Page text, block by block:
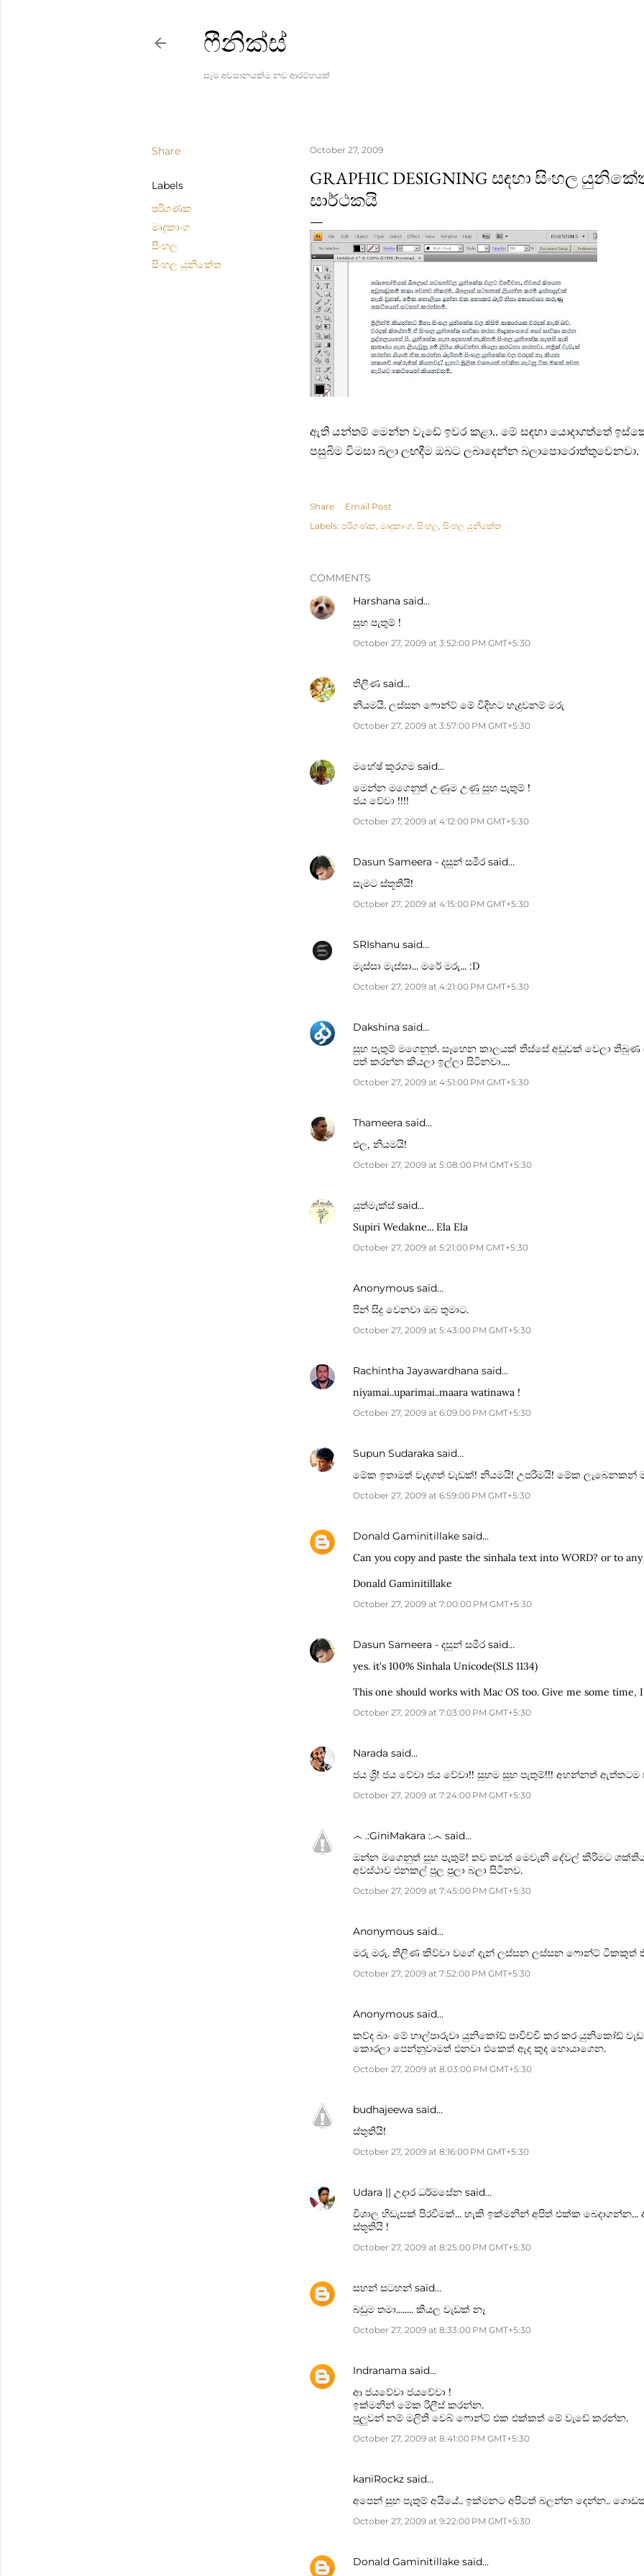
ෆීනික්ස්
සෑම අවසානයක්ම නව ආරම්භයක්
Share
Labels
පරිගණක
මෘදුකාංග
සිංහල
සිංහල යුනිකේත
October 27, 2009
GRAPHIC DESIGNING සඳහා සිංහල
සාර්ථකයි
ඇති යන්තම් මෙන්න වැඩේ ඉවර කළා.. මේ සඳහා යොදාගත්තේ
පසුබිම විමසා බලා ලඟදීම ඔබට ලබාදෙන්න බලාපොරොත්තුවෙනවා.
Share
Email Post
Labels: පරිගණක මෘදුකාංග සිංහල සිංහල යුනිකේත
COMMENTS
Harshana said…
සුභ පැතුම් !
October 27, 2009 at 3:52:00 PM GMT+5:30
තිලිණ said…
නියමයි. ලස්සන ෆොන්ට් මේ විදිහට හැදුවනම් මරු
October 27, 2009 at 3:57:00 PM GMT+5:30
මහේෂ් කූරගම said…
මෙන්න මගෙනුත් උණුම උණු සුභ පැතුම් !
ජය වේවා !!!!
October 27, 2009 at 4:12:00 PM GMT+5:30
Dasun Sameera - දසුන් සමීර said…
සැමට ස්තූතියි!
October 27, 2009 at 4:15:00 PM GMT+5:30
SRIshanu said…
මැස්සා මැස්සා... මරේ මරු... :D
October 27, 2009 at 4:21:00 PM GMT+5:30
Dakshina said…
සුභ පැතුම් මගෙනුත්. සෑහෙන කාලයක් තිස්සේ අඩුවක් වෙලා
පත් කරන්න කියලා ඉල්ලා සිටිනවා....
October 27, 2009 at 4:51:00 PM GMT+5:30
Thameera said…
එල, නියමයි!
October 27, 2009 at 5:08:00 PM GMT+5:30
යූත්මැක්ස් said…
Supiri Wedakne... Ela Ela
October 27, 2009 at 5:21:00 PM GMT+5:30
Anonymous said…
පින් සිදු වෙනවා ඔබ තුමාට.
October 27, 2009 at 5:43:00 PM GMT+5:30
Rachintha Jayawardhana said…
niyamai..uparimai..maara watinawa !
October 27, 2009 at 6:09:00 PM GMT+5:30
Supun Sudaraka said…
මේක ඉතාමත් වැදගත් වැඩක්! නියමයි! උපරිමයි! මේක ලැබෙනකන්
October 27, 2009 at 6:59:00 PM GMT+5:30
Donald Gaminitillake said…
Can you copy and paste the sinhala text into WORD? or to
Donald Gaminitillake
October 27, 2009 at 7:00:00 PM GMT+5:30
Dasun Sameera - දසුන් සමීර said…
yes. it's 100% Sinhala Unicode(SLS 1134)
This one should works with Mac OS too. Give me some time,
October 27, 2009 at 7:03:00 PM GMT+5:30
Narada said…
ජය ශ්‍රි! ජය වේවා ජය වේවා!! සුභම සුභ පැතුම්!!! අහන්නත් ඇත්තටම
October 27, 2009 at 7:24:00 PM GMT+5:30
෴ .:GiniMakara :.෴ said…
ඔන්න මගෙනුත් සුභ පැතුම්! තව තවත් මෙවැනි දේවල් කිරිමට
අවස්ථාව එනකල් පුල පුලා බලා සිටිනව.
October 27, 2009 at 7:45:00 PM GMT+5:30
Anonymous said…
මරු මරු. තිලිණ කිව්වා වගේ දැන් ‍ලස්සන ලස්සන ෆොන්ට් ටිකකුත්
October 27, 2009 at 7:52:00 PM GMT+5:30
Anonymous said…
කව්ද බාං මේ හාල්පාරුවා යුනිකෝඩ් පාවිච්චි කර කර යුනිකෝඩ්
කොරලා පෙන්නුවාමත් එනවා එකෙත් ඇද කුද හොයාගෙන.
October 27, 2009 at 8:03:00 PM GMT+5:30
budhajeewa said…
ස්තුතියි!
October 27, 2009 at 8:16:00 PM GMT+5:30
Udara || උදාර ධර්මසේන said…
විශාල හිඩැසක් පිරවීමක්... හැකි ඉක්මනින් අපිත් එක්ක
ස්තූතියි !
October 27, 2009 at 8:25:00 PM GMT+5:30
සහන් සටහන් said…
බඩුම තමා........ කියල වැඩක් නෑ
October 27, 2009 at 8:33:00 PM GMT+5:30
Indranama said…
ආ ජයවේවා ජයවේවා !
ඉක්මනින් මේක රිලීස් කරන්න.
පුලුවන් නම් මලිති වෙබ් ෆොන්ට් එක එක්කත් මේ වැඩේ කරන්න.
October 27, 2009 at 8:41:00 PM GMT+5:30
kaniRockz said…
අපෙන් සුභ පැතුම් අයියේ.. ඉක්මනට අපිටත් බලන්න දෙන්න..
October 27, 2009 at 9:22:00 PM GMT+5:30
Donald Gaminitillake said…